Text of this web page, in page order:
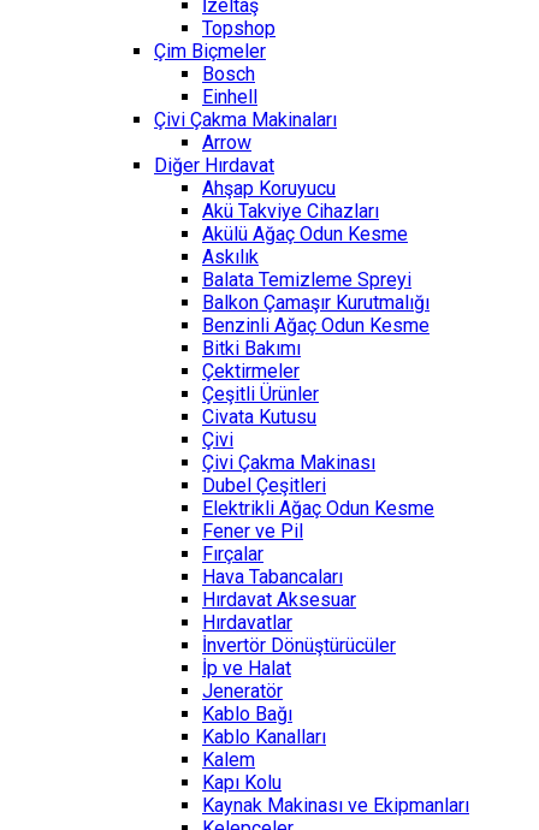
İzeltaş
Topshop
Çim Biçmeler
Bosch
Einhell
Çivi Çakma Makinaları
Arrow
Diğer Hırdavat
Ahşap Koruyucu
Akü Takviye Cihazları
Akülü Ağaç Odun Kesme
Askılık
Balata Temizleme Spreyi
Balkon Çamaşır Kurutmalığı
Benzinli Ağaç Odun Kesme
Bitki Bakımı
Çektirmeler
Çeşitli Ürünler
Civata Kutusu
Çivi
Çivi Çakma Makinası
Dubel Çeşitleri
Elektrikli Ağaç Odun Kesme
Fener ve Pil
Fırçalar
Hava Tabancaları
Hırdavat Aksesuar
Hırdavatlar
İnvertör Dönüştürücüler
İp ve Halat
Jeneratör
Kablo Bağı
Kablo Kanalları
Kalem
Kapı Kolu
Kaynak Makinası ve Ekipmanları